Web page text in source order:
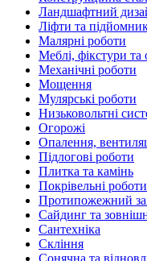
Ландшафтний
Ліфти та
Малярні роботи
Меблі, фікстури та
Механічні роботи
Мощення
Мулярські роботи
Низьковольтні
Огорожі
Опалення,
Підлогові роботи
Плитка та камінь
Покрівельні роботи
Протипожежний
Сайдинг та
Сантехніка
Скління
Сонячна та